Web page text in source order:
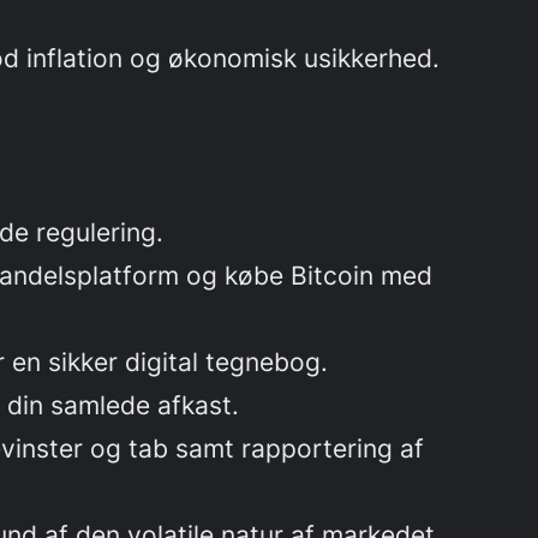
inflation og økonomisk usikkerhed.
regulering.
og købe Bitcoin med
sikker digital tegnebog.
samlede afkast.
og tab samt rapportering af